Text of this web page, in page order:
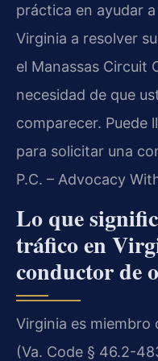
práctica en ayudar
Virginia a resolver
el Manassas Circuit
necesidad de que
comparecer. Puede
para solicitar una
P.C. – Advocacy
Lo que
tráfico en
conductor de
Virginia es miembro
(Va. Code § 46.2-